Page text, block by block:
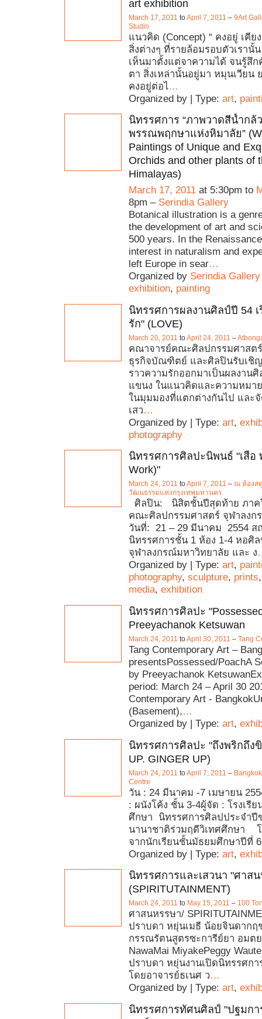
art exhibition
March 17, 2011 toApril 7, 2011 – 9Art
Studio
แนวคิด (Concept) “ คงอยู่ เคีย
สิ่งต่างๆ ที่รายล้อมรอบตัวเรานั้
เห็นมาตั้งแต่จาความได้ จนรู้สึ
ตา สิ่งเหล่านั้นอยู่มา หมุนเวียน
คงอยู่ต่อไ…
Organized by | Type: art,
นิทรรศการ “ภาพวาดสีน้ำกล้
พรรณพฤกษาแห่งหิมาลัย”
Paintings of Unique and
Orchids and other plants of
Himalayas)
March 17, 2011 at 5:30pm to
8pm – Serindia Gallery
Botanical illustration is a
the development of art and
500 years. In the
interest in naturalism and
left Europe in sear…
Organized by Serindia Gallery
exhibition, painting
นิทรรศการผลงานศิลป์ปี 54 เ
รัก" (LOVE)
March 20, 2011 toApril 24, 2011 –
คณาจารย์คณะศิลปกรรมศาสต
ธุรกิจบัณฑิตย์ และศิลปินรับเชิญ
ราวความรักออกมาเป็นผลงาน
แขนง ในแนวคิดและความหมา
ในมุมมองที่แตกต่างกันไป และ
เสว…
Organized by | Type: art,
photography
นิทรรศการศิลปะนิพนธ์ "เสือ
Work)"
March 24, 2011 toApril 7, 2011 – ณ ห้องส
วัฒนธรรมแห่งกรุงเทพมหานคร
ศิลปิน: นิสิตชั้นปีสุดท้าย ภาค
คณะศิลปกรรมศาสตร์ จุฬาลงก
วันที่: 21 – 29 มีนาคม 2554 ส
นิทรรศการชั้น 1 ห้อง 1-4 หอศิ
จุฬาลงกรณ์มหาวิทยาลัย และ ง
Organized by | Type: art,
photography, sculpture, prints
media, exhibition
นิทรรศการศิลปะ
Preeyachanok Ketsuwan
March 24, 2011 toApril 30, 2011 – Tang
Tang Contemporary Art –
presentsPossessed/PoachA
by Preeyachanok
period: March 24 – April 30
Contemporary Art -
(Basement),…
Organized by | Type: art,
นิทรรศการศิลปะ "ถึงพริกถึงขิ
UP. GINGER UP)
March 24, 2011 toApril 7, 2011 –
Centre
วัน : 24 มีนาคม -7 เมษายน
: ผนังโค้ง ชั้น 3-4ผู้จัด : โรงเรีย
ศึกษา นิทรรศการศิลปประจำปีข
นานาชาติร่วมฤดีวิเทศศึกษา
จากนักเรียนชั้นมัธยมศึกษาปีที่
Organized by | Type: art,
นิทรรศการและเสวนา "ศาส
(SPIRITUTAINMENT)
March 24, 2011 to May 15, 2011 – 100
ศาสนหรรษา/
ปราบดา หยุ่นเมธี น้อยจินดาก
กรรณรัตนสูตรซะการีย์ยา อมตย
NawaMai MiyakePeggy
ปราบดา หยุ่นงานเปิดนิทรรศกา
โดยอาจารย์ธเนศ ว…
Organized by | Type: art,
นิทรรศการทัศนศิลป์ "ปฐมก